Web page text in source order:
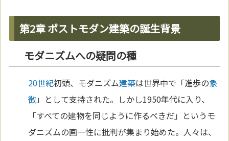
第2章 ポストモダン建築の誕生背景
モダニズムへの疑問の種
20世紀初頭、モダニズム建築は世界中で「進歩の象
徴」として支持された。しかし1950年代に入り、
「すべての建物を同じように作るべきだ」というモ
ダニズムの画一性に批判が集まり始めた。人々は、